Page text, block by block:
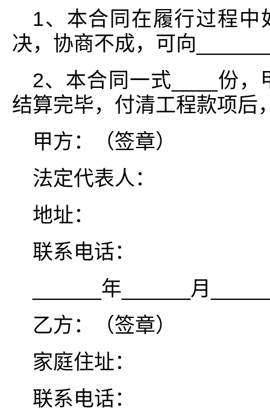
1、本合同在履行过程
决，协商不成，可向
2、本合同一式____份
结算完毕，付清工程款项后
甲方：（签章）
法定代表人：
地址：
联系电话：
______年______月
乙方：（签章）
家庭住址：
联系电话：